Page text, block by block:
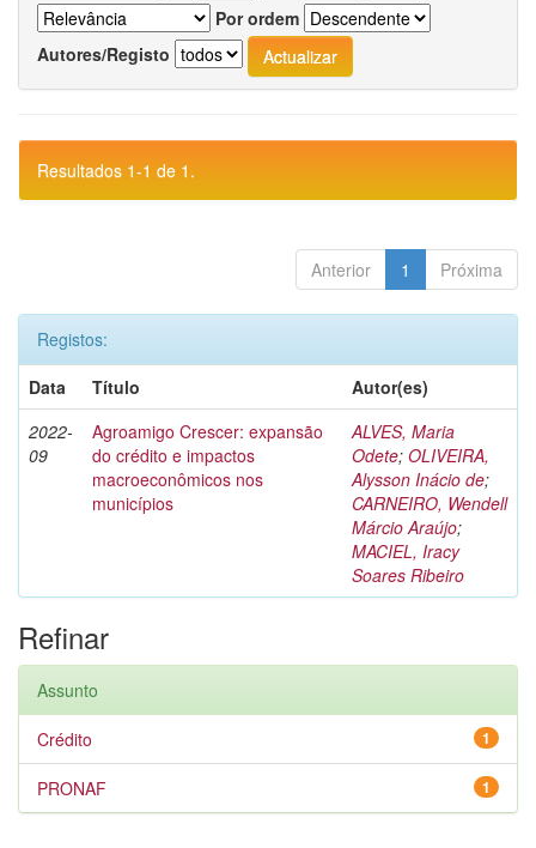
Por ordem
Autores/Registo
Resultados 1-1 de 1.
Anterior 1 Próxima
Registos:
Data
Título
Autor(es)
2022-
09
Agroamigo Crescer: expansão
do crédito e impactos
macroeconômicos nos
municípios
ALVES, Maria
Odete; OLIVEIRA,
Alysson Inácio de;
CARNEIRO, Wendell
Márcio Araújo;
MACIEL, Iracy
Soares Ribeiro
Refinar
Assunto
1
Crédito
1
PRONAF